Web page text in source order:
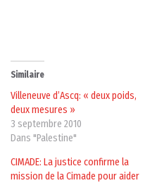
Similaire
Villeneuve d’Ascq: « deux poids,
deux mesures »
3 septembre 2010
Dans "Palestine"
CIMADE: La justice confirme la
mission de la Cimade pour aider